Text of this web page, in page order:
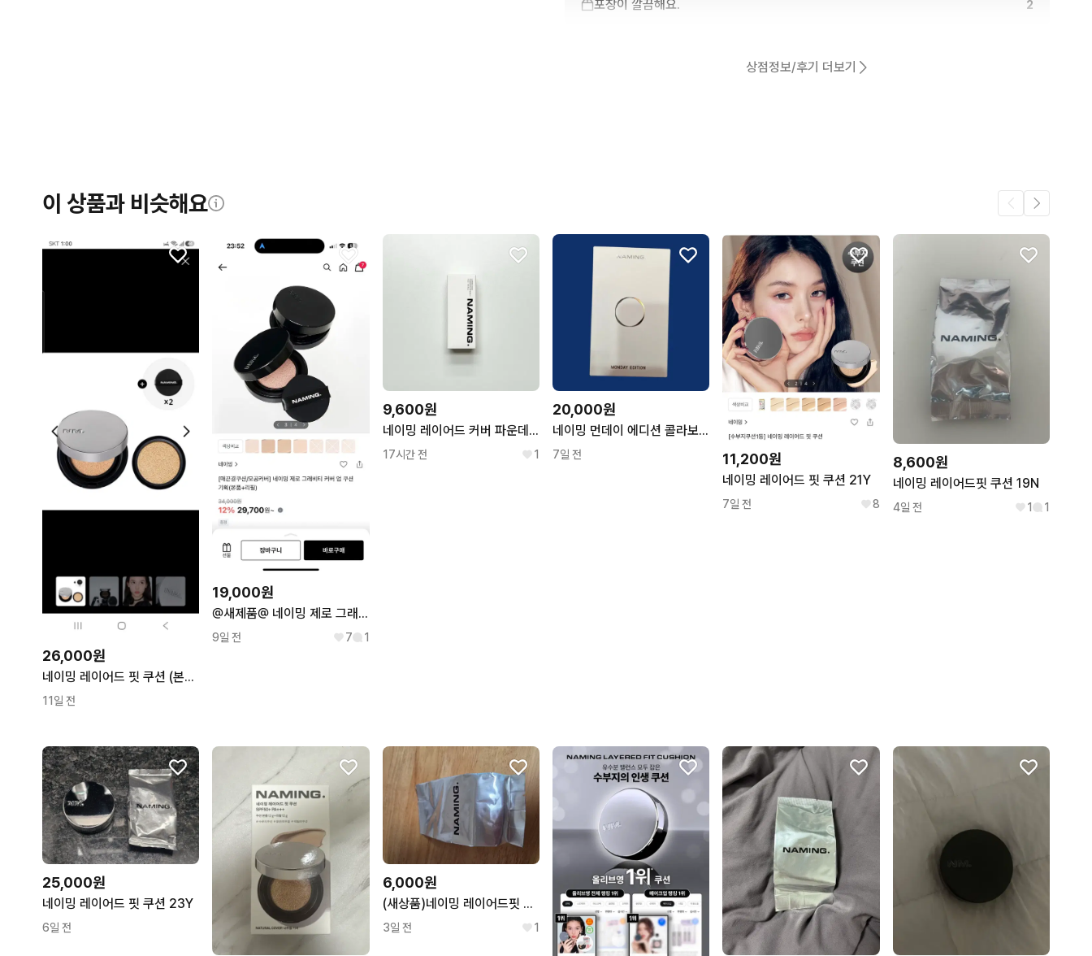
포장이 깔끔해요. 2
상점정보/후기 더보기
이 상품과 비슷해요
26,000원
네이밍 레이어드 핏 쿠션 (본품+리필) (12g x 2)
11일 전
19,000원
@새제품@ 네이밍 제로 그래비티 커버 업쿠션 21N 본품+리필
9일 전 7 1
9,600원
네이밍 레이어드 커버 파운데이션 15ml 17y
17시간 전 1
20,000원
네이밍 먼데이 에디션 콜라보 레이어드 핏 쿠션 21P 새상품
7일 전 11,200원
네이밍 레이어드 핏 쿠션 21Y
7일 전 8
8,600원
네이밍 레이어드핏 쿠션 19N
4일 전 1 1
25,000원
네이밍 레이어드 핏 쿠션 23Y
6일 전
6,000원
(새상품)네이밍 레이어드핏 쿠션 21W 리필
3일 전 1